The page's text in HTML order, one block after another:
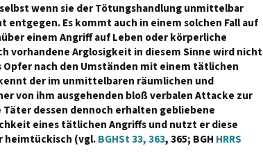
wenn sie der Tötungshandlung unmittelbar
Es kommt auch in einem solchen Fall auf
einem Angriff auf Leben oder körperliche
vorhandene Arglosigkeit in diesem Sinne wird nicht
Opfer nach den Umständen mit einem tätlichen
der im unmittelbaren räumlichen und
von ihm ausgehenden bloß verbalen Attacke zur
dessen dennoch erhalten gebliebene
eines tätlichen Angriffs und nutzt er diese
heimtückisch (vgl.BGHSt 33, 363, 365; BGH HRRS